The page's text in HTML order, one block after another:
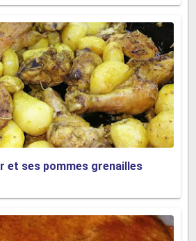
et ses pommes grenailles